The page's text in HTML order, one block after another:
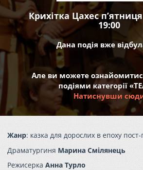
Крихітка Цахес
19:00
Дана подія вже
Але ви можете
подіями категорії
Натиснувши
Жанр: казка для дорослих в епоху
Драматургиня Марина Смілянець
Режисерка Анна Турло